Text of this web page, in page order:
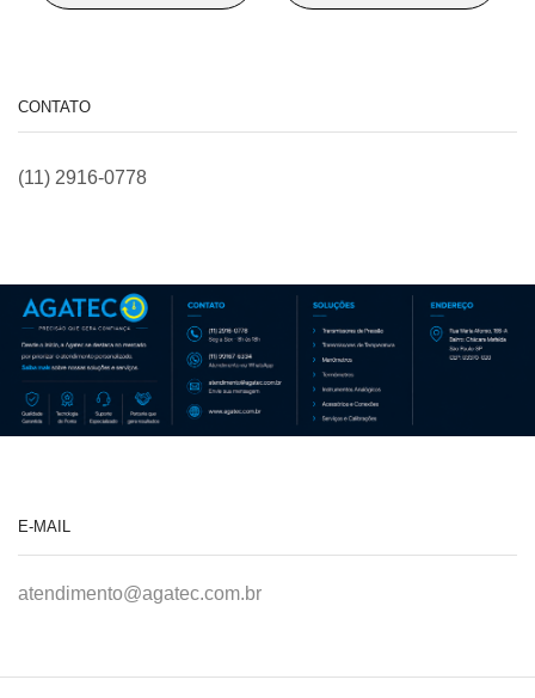
CONTATO
(11) 2916-0778
E-MAIL
atendimento@agatec.com.br